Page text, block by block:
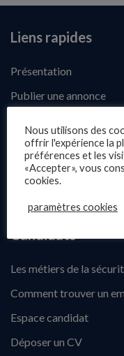
Liens rapides
Présentation
Publier une annonce
Questions fréquentes
Blog
Candidats
Les métiers de la
Comment trouver un
Espace candidat
Déposer un CV
Nous utilisons des
offrir l'expérience la
préférences et les
«Accepter», vous
cookies.
paramètres cookies